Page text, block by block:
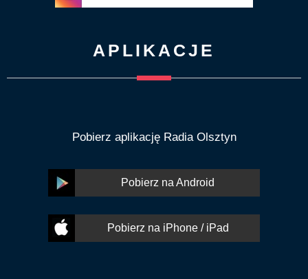
APLIKACJE
Pobierz aplikację Radia Olsztyn
Pobierz na Android
Pobierz na iPhone / iPad